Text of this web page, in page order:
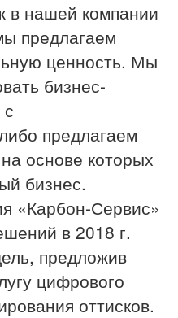
в нашей компании
предлагаем
ценность. Мы
бизнес-
предлагаем
основе которых
бизнес.
«Карбон-Сервис»
в 2018 г.
предложив
цифрового
оттисков.